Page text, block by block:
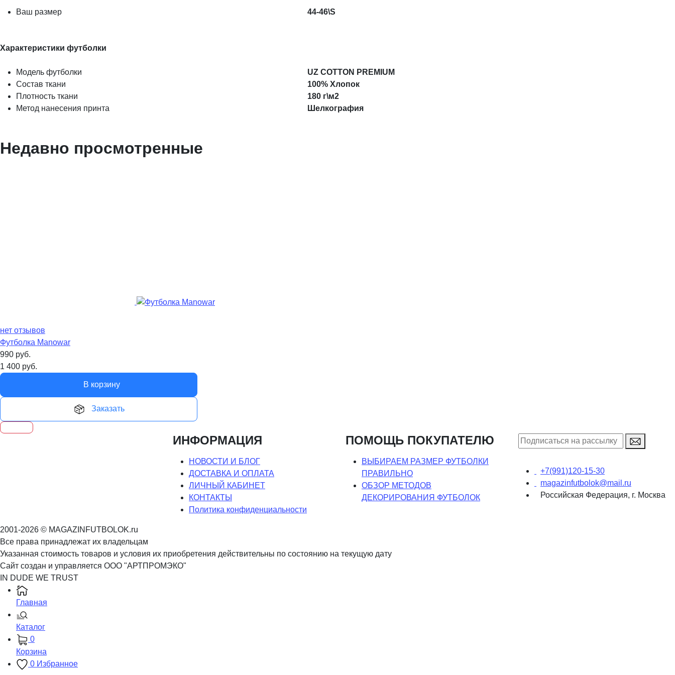
Ваш размер 44-46\S
Характеристики футболки
Модель футболки
UZ COTTON PREMIUM
Состав ткани
100% Хлопок
Плотность ткани
180 г\м2
Метод нанесения принта
Шелкография
Недавно просмотренные
нет отзывов
Футболка Manowar
990 руб.
1 400 руб.
В корзину
Заказать
+7(991)120-15-30
magazinfutbolok@mail.ru
Российская Федерация, г. Москва
ИНФОРМАЦИЯ
НОВОСТИ И БЛОГ
ДОСТАВКА И ОПЛАТА
ЛИЧНЫЙ КАБИНЕТ
КОНТАКТЫ
Политика конфиденциальности
ПОМОЩЬ ПОКУПАТЕЛЮ
ВЫБИРАЕМ РАЗМЕР ФУТБОЛКИ
ПРАВИЛЬНО
ОБЗОР МЕТОДОВ
ДЕКОРИРОВАНИЯ ФУТБОЛОК
2001-2026 © MAGAZINFUTBOLOK.ru
Все права принадлежат их владельцам
Указанная стоимость товаров и условия их приобретения действительны по состоянию на текущую дату
Сайт создан и управляется ООО "АРТПРОМЭКО"
IN DUDE WE TRUST
Главная
Каталог
0
Корзина
0 Избранное